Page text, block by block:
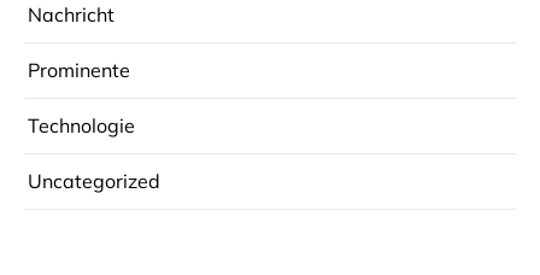
Nachricht
Prominente
Technologie
Uncategorized